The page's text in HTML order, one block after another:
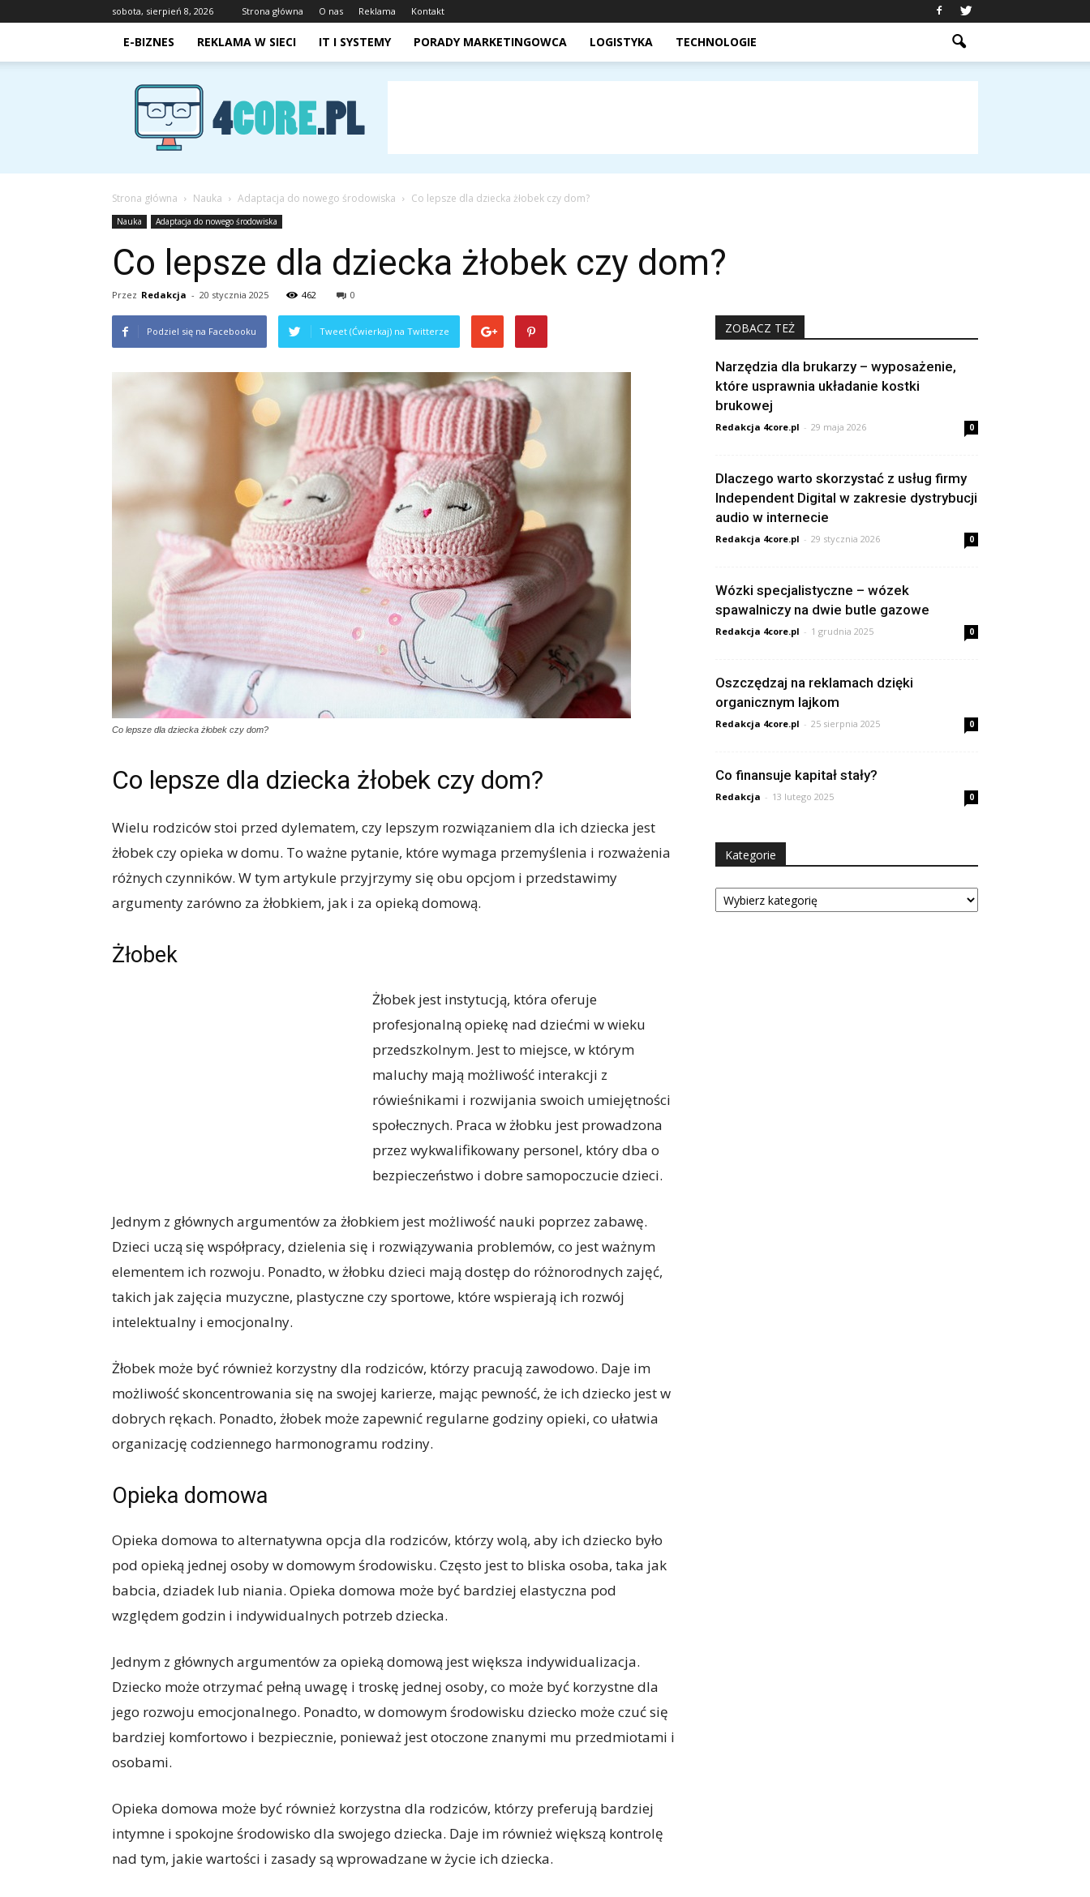
sobota, sierpień 8, 2026 Strona główna O nas Reklama Kontakt
E-BIZNES REKLAMA W SIECI IT I SYSTEMY PORADY MARKETINGOWCA LOGISTYKA TECHNOLOGIE
4core.pl
Strona główna Nauka Adaptacja do nowego środowiska Co lepsze dla dziecka żłobek czy dom?
Nauka Adaptacja do nowego środowiska
Co lepsze dla dziecka żłobek czy dom?
Przez Redakcja - 20 stycznia 2025 462 0
Podziel się na Facebooku Tweet (Ćwierkaj) na Twitterze
Co lepsze dla dziecka żłobek czy dom?
Co lepsze dla dziecka żłobek czy dom?
Wielu rodziców stoi przed dylematem, czy lepszym rozwiązaniem dla ich dziecka jest
żłobek czy opieka w domu. To ważne pytanie, które wymaga przemyślenia i rozważenia
różnych czynników. W tym artykule przyjrzymy się obu opcjom i przedstawimy
argumenty zarówno za żłobkiem, jak i za opieką domową.
Żłobek
Żłobek jest instytucją, która oferuje
profesjonalną opiekę nad dziećmi w wieku
przedszkolnym. Jest to miejsce, w którym
maluchy mają możliwość interakcji z
rówieśnikami i rozwijania swoich umiejętności
społecznych. Praca w żłobku jest prowadzona
przez wykwalifikowany personel, który dba o
bezpieczeństwo i dobre samopoczucie dzieci.
Jednym z głównych argumentów za żłobkiem jest możliwość nauki poprzez zabawę.
Dzieci uczą się współpracy, dzielenia się i rozwiązywania problemów, co jest ważnym
elementem ich rozwoju. Ponadto, w żłobku dzieci mają dostęp do różnorodnych zajęć,
takich jak zajęcia muzyczne, plastyczne czy sportowe, które wspierają ich rozwój
intelektualny i emocjonalny.
Żłobek może być również korzystny dla rodziców, którzy pracują zawodowo. Daje im
możliwość skoncentrowania się na swojej karierze, mając pewność, że ich dziecko jest w
dobrych rękach. Ponadto, żłobek może zapewnić regularne godziny opieki, co ułatwia
organizację codziennego harmonogramu rodziny.
Opieka domowa
Opieka domowa to alternatywna opcja dla rodziców, którzy wolą, aby ich dziecko było
pod opieką jednej osoby w domowym środowisku. Często jest to bliska osoba, taka jak
babcia, dziadek lub niania. Opieka domowa może być bardziej elastyczna pod
względem godzin i indywidualnych potrzeb dziecka.
Jednym z głównych argumentów za opieką domową jest większa indywidualizacja.
Dziecko może otrzymać pełną uwagę i troskę jednej osoby, co może być korzystne dla
jego rozwoju emocjonalnego. Ponadto, w domowym środowisku dziecko może czuć się
bardziej komfortowo i bezpiecznie, ponieważ jest otoczone znanymi mu przedmiotami i
osobami.
Opieka domowa może być również korzystna dla rodziców, którzy preferują bardziej
intymne i spokojne środowisko dla swojego dziecka. Daje im również większą kontrolę
nad tym, jakie wartości i zasady są wprowadzane w życie ich dziecka.
ZOBACZ TEŻ
Narzędzia dla brukarzy – wyposażenie,
które usprawnia układanie kostki
brukowej
Redakcja 4core.pl - 29 maja 2026 0
Dlaczego warto skorzystać z usług firmy
Independent Digital w zakresie dystrybucji
audio w internecie
Redakcja 4core.pl - 29 stycznia 2026 0
Wózki specjalistyczne – wózek
spawalniczy na dwie butle gazowe
Redakcja 4core.pl - 1 grudnia 2025 0
Oszczędzaj na reklamach dzięki
organicznym lajkom
Redakcja 4core.pl - 25 sierpnia 2025 0
Co finansuje kapitał stały?
Redakcja - 13 lutego 2025 0
Kategorie
Kategorie